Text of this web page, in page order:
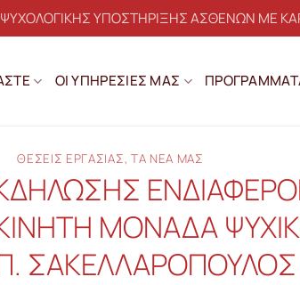
ΥΠΟΣΤΗΡΙΞΗΣ ΑΣΘΕΝΩΝ ΜΕ
ΟΙ ΥΠΗΡΕΣΙΕΣ ΜΑΣ
ΘΕΣΕΙΣ ΕΡΓΑΣΙΑΣ, ΤΑ ΝΕΑ ΜΑΣ
ΜΟΝΑΔΑ